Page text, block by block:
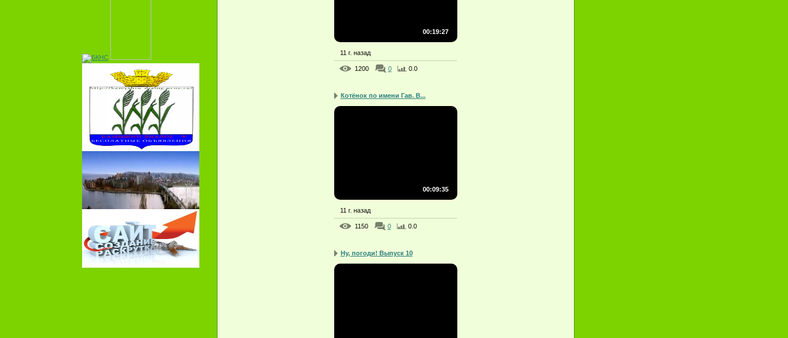
00:19:27
11 г. назад
1200 0 0.0
Котёнок по имени Гав. В...
00:09:35
11 г. назад
1150 0 0.0
Ну, погоди! Выпуск 10